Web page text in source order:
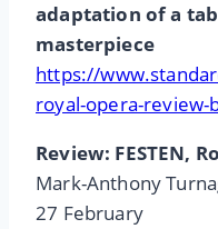
adaptation of a
masterpiece
https://
royal-opera-
Review: FESTEN,
Mark-Anthony
27 February